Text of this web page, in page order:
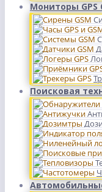
Мониторы GPS
Поисковая